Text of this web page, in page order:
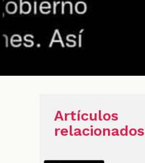
Artículos
relacionados